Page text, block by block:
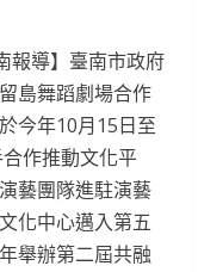
報導】臺南市政府
島舞蹈劇場合作
今年10月15日至
作推動文化平
藝團隊進駐演藝
化中心邁入第五
舉辦第二屆共融